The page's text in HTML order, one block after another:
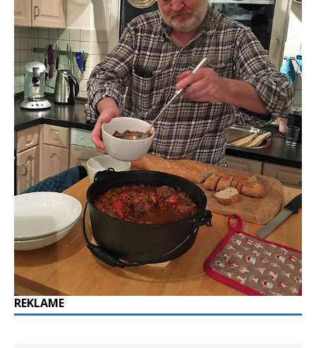
REKLAME